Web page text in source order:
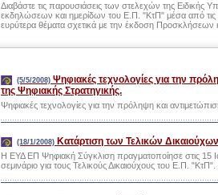
Διαβάστε τις παρουσιάσεις των στελεχών της Ειδικής
εκδηλώσεων και ημερίδων του Ε.Π. "ΚτΠ" μέσα από τις
ευρύτερα θέματα σχετικά με την έκδοση
(5/5/2008) Ψηφιακές τεχνολογίες για την
της Ψηφιακής Στρατηγικής.
Ψηφιακές τεχνολογίες για την πρόληψη και
(18/1/2008) Κατάρτιση των Τελικών
Η ΕΥΔ ΕΠ Ψηφιακή Σύγκλιση πραγματοποίησε στις 15
σεμινάριο για τους Τελικούς Δικαιούχους του Ε.Π. "ΚτΠ".